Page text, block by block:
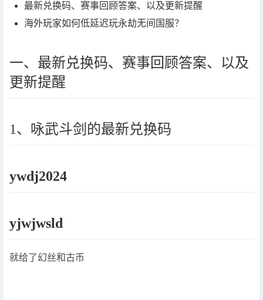
最新兑换码、赛事回顾答案、以及更新提醒
海外玩家如何低延迟玩永劫无间国服？
一、最新兑换码、赛事回顾答案、以及
更新提醒
1、咏武斗剑的最新兑换码
ywdj2024
yjwjwsld
就给了幻丝和古币